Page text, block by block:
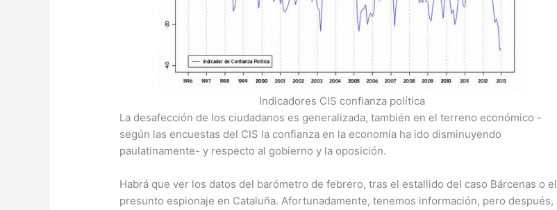
Indicadores CIS confianza política
La desafección de los ciudadanos es generalizada, también en el terreno económico -
según las encuestas del CIS la confianza en la economía ha ido disminuyendo
paulatinamente- y respecto al gobierno y la oposición.
Habrá que ver los datos del barómetro de febrero, tras el estallido del caso Bárcenas o el
presunto espionaje en Cataluña. Afortunadamente, tenemos información, pero después,